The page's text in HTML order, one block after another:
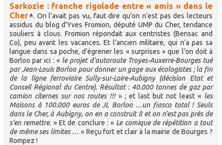
Sarkozie : franche rigolade entre « amis » dans le
Cher
. On l’avait pas vu, faut dire qu’on n’est pas des lecteurs
assidus du blog d’Yves Fromion, député UMP du Cher, tendance
souliers à clous. Fromion répondait aux centristes (Bensac and
Co), peu avant les vacances. Et l’ancien militaire, qui n’a pas sa
langue dans sa poche, d’égrener les « surprises » que l’on doit à
Borloo par ici : « le projet d’autoroute Troyes-Auxerre-Bourges tué
par Jean-Louis Borloo pour donner un gage aux écologistes ; la fin
de la ligne ferroviaire Sully-sur-Loire-Aubigny (décision Etat et
Conseil Régional du Centre). Résultat : 40.000 tonnes de gaz par
camion citernes sur nos routes !!!» ; et last but not least « les
Maisons à 100.000 euros de JL Borloo …un fiasco total ! Seuls
dans le Cher, à Aubigny, on en a construit 8 et on n’est pas près de
s’en remettre. » Et de conclure : « Le comique de répétition a tout
de même ses limites … » Reçu fort et clair à la mairie de Bourges ?
Rompez !